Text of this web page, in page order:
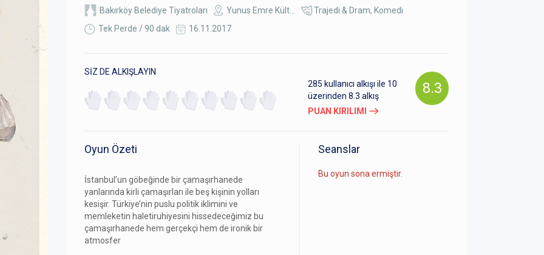
Bakırköy Belediye Tiyatroları Yunus Emre Kült... Trajedi & Dram, Komedi
Tek Perde / 90 dak
16.11.2017
SİZ DE ALKIŞLAYIN
8.3
285 kullanıcı alkışı ile 10
üzerinden 8.3 alkış
PUAN KIRILIMI
Oyun Özeti
İstanbul’un göbeğinde bir çamaşırhanede
yanlarında kirli çamaşırları ile beş kişinin yolları
kesişir. Türkiye’nin puslu politik iklimini ve
memleketin haletiruhiyesini hissedeceğimiz bu
çamaşırhanede hem gerçekçi hem de ironik bir
atmosfer
Seanslar
Bu oyun sona ermiştir.